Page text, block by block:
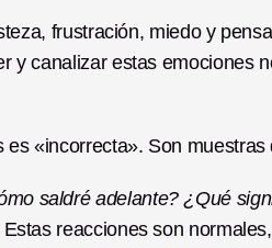
frustración, miedo y
y canalizar estas emociones
«incorrecta». Son
saldré adelante? ¿Qué
reacciones son